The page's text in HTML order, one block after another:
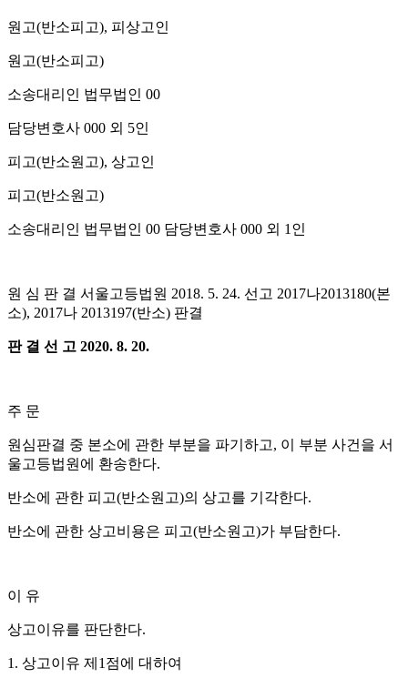
원고(반소피고), 피상고인
원고(반소피고)
소송대리인 법무법인 00
담당변호사 000 외 5인
피고(반소원고), 상고인
피고(반소원고)
소송대리인 법무법인 00 담당변호사 000 외 1 인
원 심 판 결 서울고등법원 2018. 5. 24. 선고 2017나2013180(본
소), 2017나 2013197(반소) 판결
판 결 선 고 2020. 8. 20.
주 문
원심판결 중 본소에 관한 부분을 파기하고, 이 부분 사건을 서
울고등법원에 환송한다.
반소에 관한 피고(반소원고)의 상고를 기각한다.
반소에 관한 상고비용은 피고(반소원고)가 부담한다.
이 유
상고이유를 판단한다.
1. 상고이유 제 1 점에 대하여